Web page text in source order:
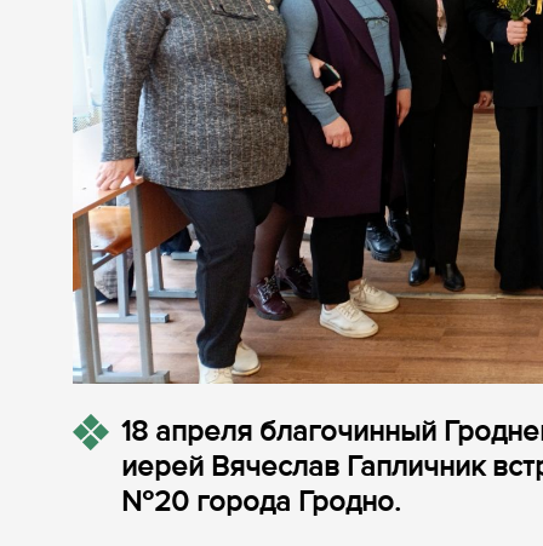
18 апреля благочинный
иерей Вячеслав Гапличник
№20 города Гродно.